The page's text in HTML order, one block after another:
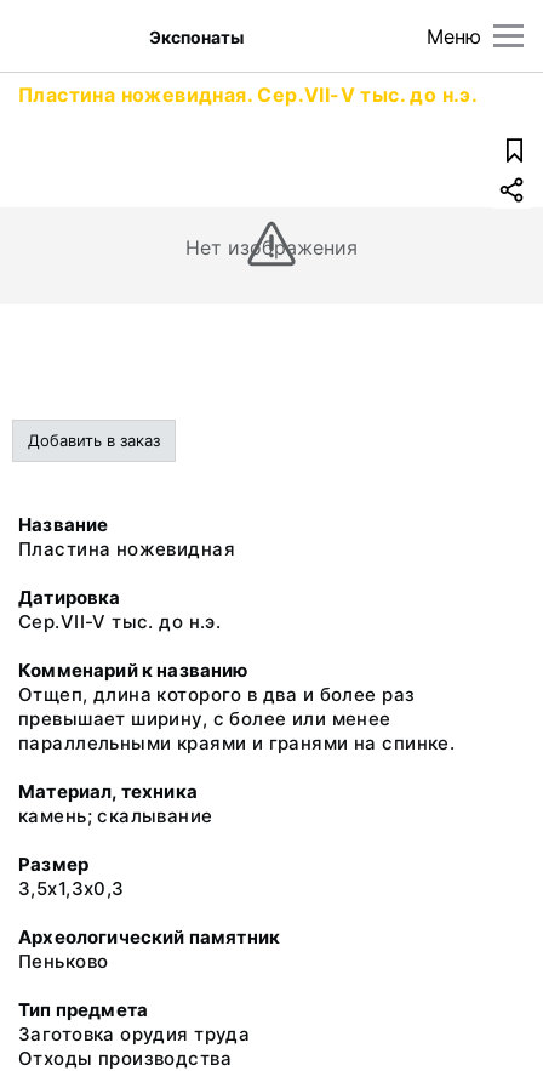
Меню
Экспонаты
Пластина ножевидная. Сер.VII-V тыс. до н.э.
Нет изображения
Добавить в заказ
Название
Пластина ножевидная
Датировка
Сер.VII-V тыс. до н.э.
Комменарий к названию
Отщеп, длина которого в два и более раз
превышает ширину, с более или менее
параллельными краями и гранями на спинке.
Материал, техника
камень; скалывание
Размер
3,5х1,3х0,3
Археологический памятник
Пеньково
Тип предмета
Заготовка орудия труда
Отходы производства